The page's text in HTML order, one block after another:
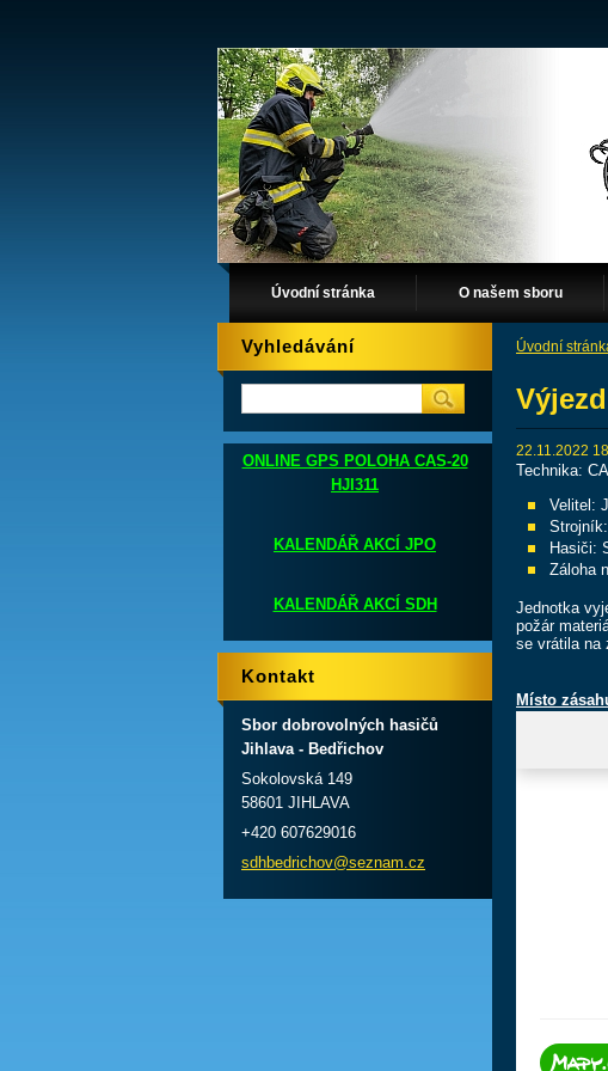
Úvodní stránka O našem sboru
Úvodní
22.11.2022
Technika:
Velitel:
Hasiči:
Záloha
Jednotka
požár
se vrátila na
Místo
Vyhledávání
ONLINE GPS POLOHA CAS-20
HJI311
KALENDÁŘ AKCÍ JPO
KALENDÁŘ AKCÍ SDH
Kontakt
Sbor dobrovolných hasičů
Jihlava - Bedřichov
Sokolovská 149
58601 JIHLAVA
+420 607629016
sdhbedrichov@seznam.cz